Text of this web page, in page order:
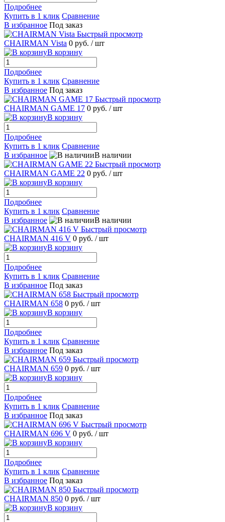
Подробнее
Купить в 1 клик Сравнение
В избранное Под заказ
Быстрый просмотр
CHAIRMAN Vista 0 руб. / шт
В корзину
Подробнее
Купить в 1 клик Сравнение
В избранное Под заказ
Быстрый просмотр
CHAIRMAN GAME 17 0 руб. / шт
В корзину
Подробнее
Купить в 1 клик Сравнение
В избранное
В наличии
Быстрый просмотр
CHAIRMAN GAME 22 0 руб. / шт
В корзину
Подробнее
Купить в 1 клик Сравнение
В избранное
В наличии
Быстрый просмотр
CHAIRMAN 416 V 0 руб. / шт
В корзину
Подробнее
Купить в 1 клик Сравнение
В избранное Под заказ
Быстрый просмотр
CHAIRMAN 658 0 руб. / шт
В корзину
Подробнее
Купить в 1 клик Сравнение
В избранное Под заказ
Быстрый просмотр
CHAIRMAN 659 0 руб. / шт
В корзину
Подробнее
Купить в 1 клик Сравнение
В избранное Под заказ
Быстрый просмотр
CHAIRMAN 696 V 0 руб. / шт
В корзину
Подробнее
Купить в 1 клик Сравнение
В избранное Под заказ
Быстрый просмотр
CHAIRMAN 850 0 руб. / шт
В корзину